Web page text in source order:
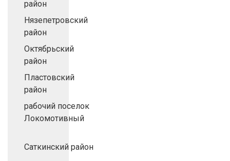
район
Нязепетровский
район
Октябрьский
район
Пластовский
район
рабочий поселок
Локомотивный
Саткинский район